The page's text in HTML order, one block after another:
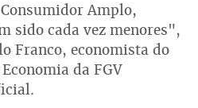
Amplo,
sido cada vez menores",
Franco, economista do
da FGV